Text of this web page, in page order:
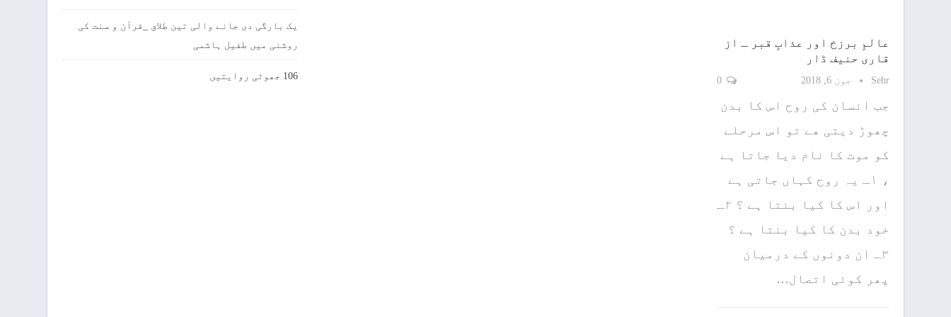
عالمِ برزخ اور عذابِ قبر ـ از
قاری حنیف ڈار
Sehr جون 6, 2018
جب انسان کی روح اس کا بدن
چھوڑ دیتی ھے تو اس مرحلے
کو موت کا نام دیا جاتا ہے
، ۱ـ یہ روح کہاں جاتی ہے
اور اس کا کیا بنتا ہے ؟ ۲ـ
خود بدن کا کیا بنتا ہے ؟
۳ـ ان دونوں کے درمیان
پھر کوئی اتصال…
یک بارگی دی جانے والی تین طلاق _قرآن و سنت کی
روشنی میں طفیل ہاشمی
106 جھوٹی روایتیں